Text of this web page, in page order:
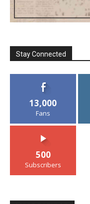
Stay Connected
13,000
Fans
500
Subscribers